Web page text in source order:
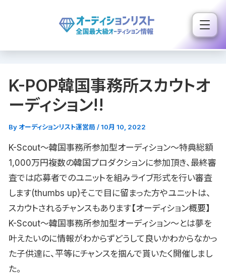
ス
K-POP韓国事務所スカウトオ
ーディション!!
By オーディションリスト運営局 /10月 10, 2022
K-Scout〜韓国事務所参加型オーディション〜特典総額
1,000万円複数の韓国プロダクションに参加頂き、最終審
査では応募者でのユニットを組みライブ形式を行い審査
します(thumbs up)そこで目に留まった方やユニットは、
スカウトされるチャンスもあります【オーディション概要】
K-Scout〜韓国事務所参加型オーディション〜とは夢を
叶えたいのに情報がわからずどうして良いかわからなかっ
た子供達に、平等にチャンスを掴んで貰いたく開催しまし
た。